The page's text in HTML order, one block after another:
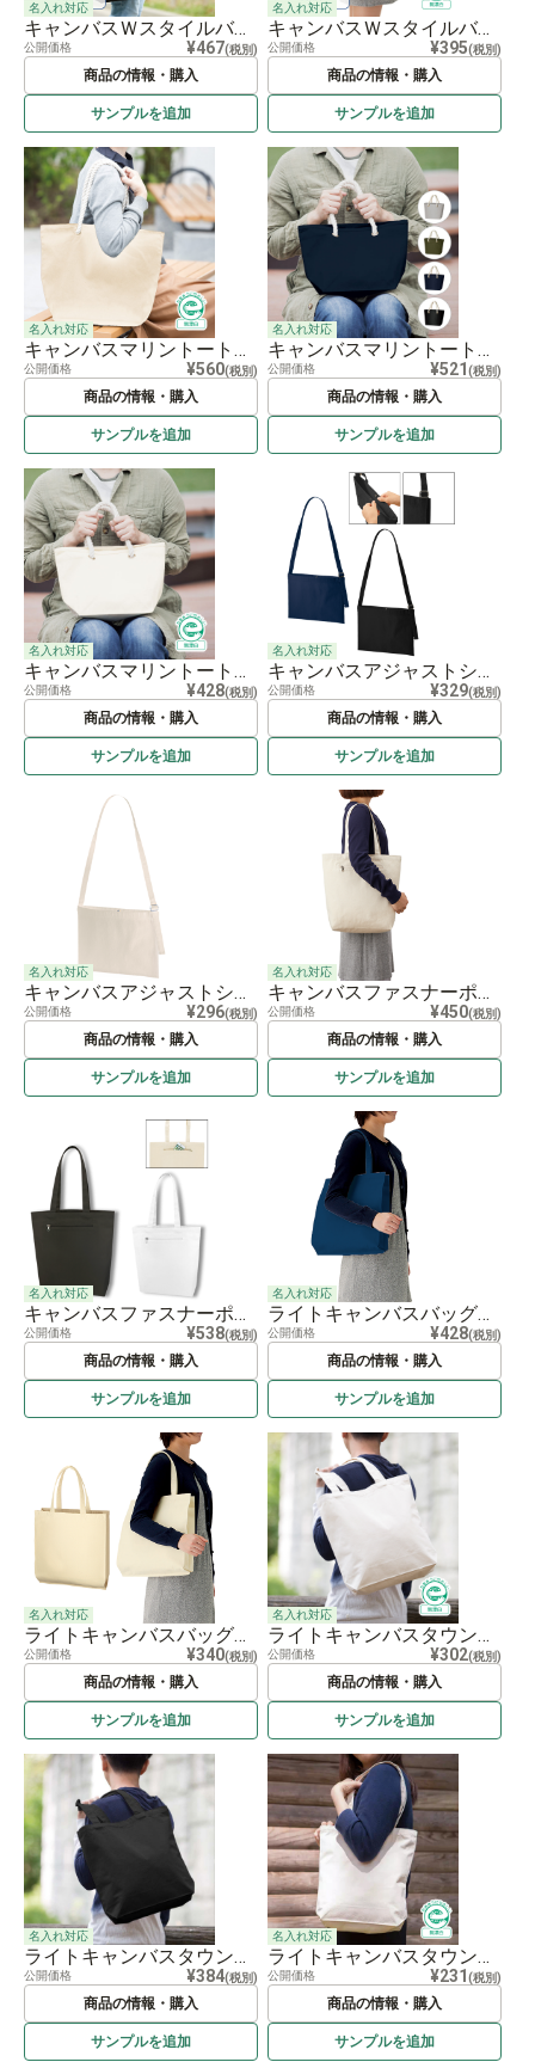
名入れ対応
キャンバスＷスタイルバッグ
公開価格 ¥467(税別)
商品の情報・購入
サンプルを追加
名入れ対応
キャンバスＷスタイルバッグ ナチュラル
公開価格 ¥395(税別)
商品の情報・購入
サンプルを追加
名入れ対応
キャンバスマリントート（M） ナチュラル
公開価格 ¥560(税別)
商品の情報・購入
サンプルを追加
名入れ対応
キャンバスマリントート（S）
公開価格 ¥521 (税別)
商品の情報・購入
サンプルを追加
名入れ対応
キャンバスマリントート（S） ナチュラル
公開価格 ¥428(税別)
商品の情報・購入
サンプルを追加
名入れ対応
キャンバスアジャストショルダーサコッシュ
公開価格 ¥329(税別)
商品の情報・購入
サンプルを追加
名入れ対応
キャンバスアジャストショルダーサコッシュ ナチュラル
公開価格 ¥296(税別)
商品の情報・購入
サンプルを追加
名入れ対応
キャンバスファスナーポケットトート ナチュラル
公開価格 ¥450(税別)
商品の情報・購入
サンプルを追加
名入れ対応
キャンバスファスナーポケットトート
公開価格 ¥538(税別)
商品の情報・購入
サンプルを追加
名入れ対応
ライトキャンバスバッグ 横マチ付
公開価格 ¥428(税別)
商品の情報・購入
サンプルを追加
名入れ対応
ライトキャンバスバッグ横マチ付 ナチュラル
公開価格 ¥340(税別)
商品の情報・購入
サンプルを追加
名入れ対応
ライトキャンバスタウントート（Ｌ）ナチュラル
公開価格 ¥302(税別)
商品の情報・購入
サンプルを追加
名入れ対応
ライトキャンバスタウントート（L）
公開価格 ¥384(税別)
商品の情報・購入
サンプルを追加
名入れ対応
ライトキャンバスタウントート（Ｍ）ナチュラル
公開価格 ¥231 (税別)
商品の情報・購入
サンプルを追加